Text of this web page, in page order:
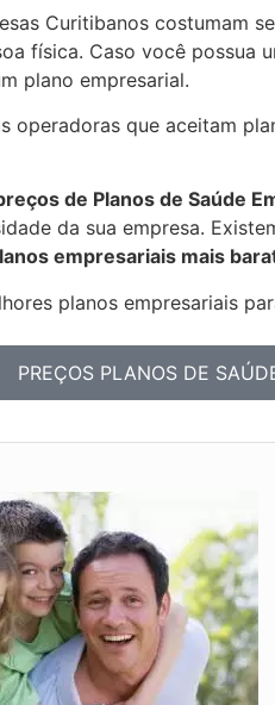
Curitibanos costumam
física. Caso você possua
plano empresarial.
operadoras que aceitam
de Planos de Saúde
da sua empresa.
empresariais mais
planos empresariais
PREÇOS PLANOS DE